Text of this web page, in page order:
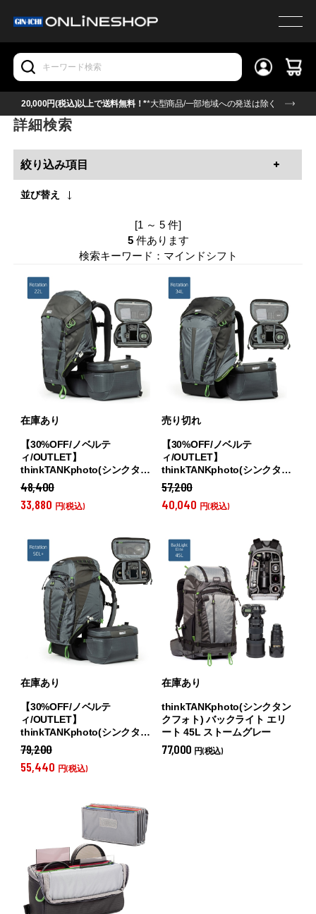
20,000円(税込)以上で送料無料！**大型商品/一部地域への発送は除く
詳細検索
絞り込み項目
並び替え
[1 ～ 5 件]
5 件あります
検索キーワード：マインドシフト
在庫あり
【30%OFF/ノベルテ
ィ/OUTLET】
thinkTANKphoto(シンクタン
クフォト) ローテーション 22L
バックパック ブラックグレー
48,400
33,880 円(税込)
売り切れ
【30%OFF/ノベルテ
ィ/OUTLET】
thinkTANKphoto(シンクタン
クフォト) ローテーション 34L
バックパック ブラックグレー
57,200
40,040 円(税込)
在庫あり
【30%OFF/ノベルテ
ィ/OUTLET】
thinkTANKphoto(シンクタン
クフォト) ローテーション プ
ロ 50L+ バックパック ブラッ
クグレー
79,200
55,440 円(税込)
在庫あり
thinkTANKphoto(シンクタン
クフォト) バックライト エリ
ート 45L ストームグレー
77,000 円(税込)